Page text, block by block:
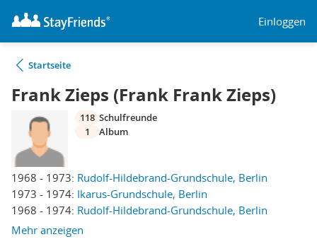
Einloggen
Startseite
Frank Zieps (Frank Frank Zieps)
1968 - 1973: Rudolf-Hildebrand-Grundschule, Berlin
1973 - 1974: Ikarus-Grundschule, Berlin
1968 - 1974: Rudolf-Hildebrand-Grundschule, Berlin
Mehr anzeigen
118 Schulfreunde
1
Album